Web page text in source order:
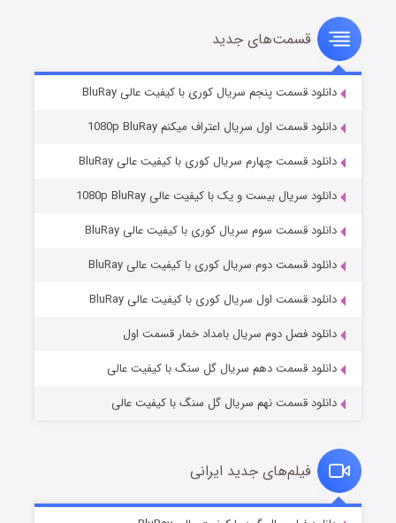
سریال زشت
قسمت2 (زیرنویس) منتشر شد
مردگان متحرک: شهر مرده ۳
قسمت2 (زیرنویس) منتشر شد
قسمت‌های جدید
دانلود قسمت پنجم سریال کوری با کیفیت عالی BluRay
دانلود قسمت اول سریال اعتراف میکنم 1080p BluRay
دانلود قسمت چهارم سریال کوری با کیفیت عالی BluRay
دانلود سریال بیست و یک با کیفیت عالی 1080p BluRay
دانلود قسمت سوم سریال کوری با کیفیت عالی BluRay
دانلود قسمت دوم سریال کوری با کیفیت عالی BluRay
دانلود قسمت اول سریال کوری با کیفیت عالی BluRay
دانلود فصل دوم سریال بامداد خمار قسمت اول
دانلود قسمت دهم سریال گل سنگ با کیفیت عالی
دانلود قسمت نهم سریال گل سنگ با کیفیت عالی
فیلم‌های جدید ایرانی